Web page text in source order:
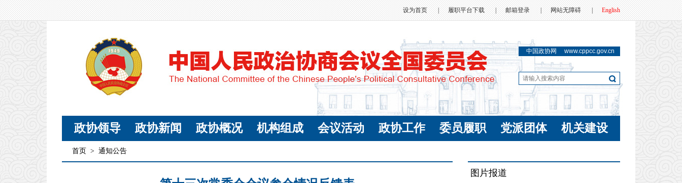
设为首页 履职平台下载 | 邮箱登录 网站无障碍 | English
中国政协网 www.cppcc.gov.cn
政协领导 政协新闻 政协概况 机构组成 会议活动 政协工作 委员履职 党派团体 机关建设
首页 > 通知公告
图片报道